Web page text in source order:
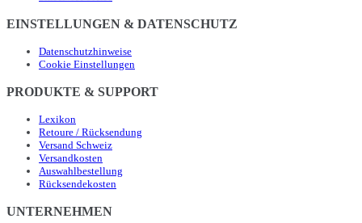
EINSTELLUNGEN & DATENSCHUTZ
Datenschutzhinweise
Cookie Einstellungen
PRODUKTE & SUPPORT
Lexikon
Retoure / Rücksendung
Versand Schweiz
Versandkosten
Auswahlbestellung
Rücksendekosten
UNTERNEHMEN